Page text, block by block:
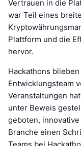
Vertrauen in die
war Teil eines
Plattform und die
hervor.
Hackathons
Entwicklungsteam
Veranstaltungen
unter Beweis
geboten,
Branche einen